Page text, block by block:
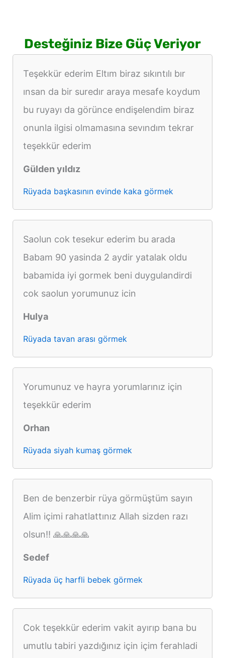
Desteğiniz Bize Güç Veriyor
Teşekkür ederim Eltım biraz sıkıntılı bır
ınsan da bir suredır araya mesafe koydum
bu ruyayı da görünce endişelendim biraz
onunla ilgisi olmamasına sevındım tekrar
teşekkür ederim
Gülden yıldız
Rüyada başkasının evinde kaka görmek
Saolun cok tesekur ederim bu arada
Babam 90 yasinda 2 aydir yatalak oldu
babamida iyi gormek beni duygulandirdi
cok saolun yorumunuz icin
Hulya
Rüyada tavan arası görmek
Yorumunuz ve hayra yorumlarınız için
teşekkür ederim
Orhan
Rüyada siyah kumaş görmek
Ben de benzerbir rüya görmüştüm sayın
Alim içimi rahatlattınız Allah sizden razı
olsun!! 🙏🙏🙏🙏
Sedef
Rüyada üç harfli bebek görmek
Cok teşekkür ederim vakit ayırıp bana bu
umutlu tabiri yazdığınız için içim ferahladi